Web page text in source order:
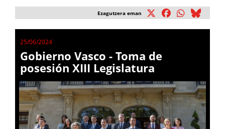
Ezagutzera eman
25/06/2024
Gobierno Vasco - Toma de
posesión XIII Legislatura